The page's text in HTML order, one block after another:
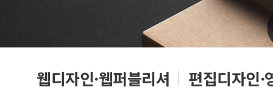
웹디자인·웹퍼블리셔 편집디자인·